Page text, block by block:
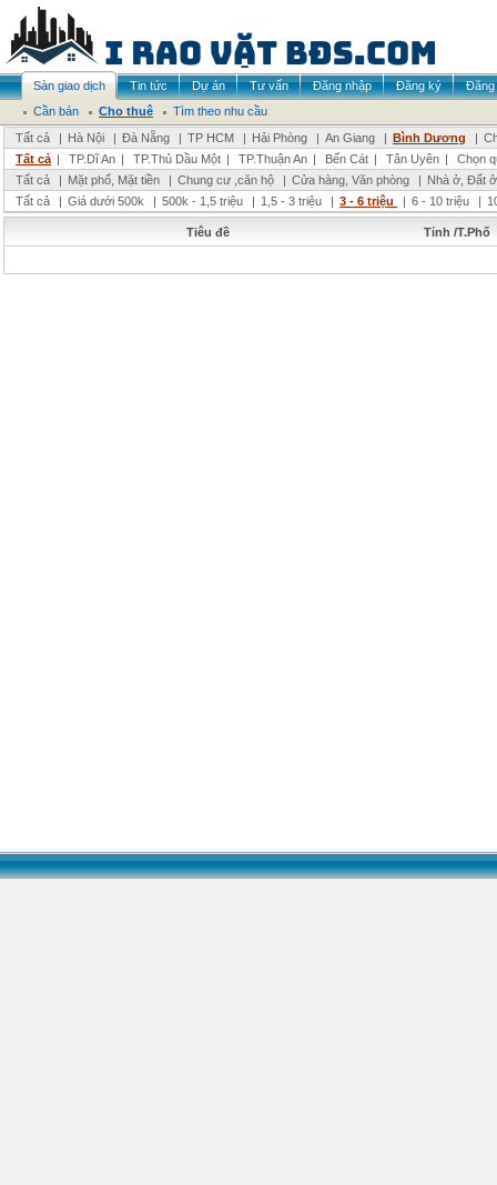
Sàn giao dịch Tin tức Dự án Tư vấn Đăng nhập Đăng ký
Đăng
Cần bán
Cho thuê
Tìm theo nhu cầu
Tất cả
| Hà Nội | Đà Nẵng | TP HCM | Hải Phòng | An Giang | Bình Dương |
Tất cả | TP.Dĩ An | TP.Thủ Dầu Một | TP.Thuận An | Bến Cát | Tân Uyên |
Chọn
Tất cả
| Mặt phố, Mặt tiền | Chung cư ,căn hộ | Cửa hàng, Văn phòng | Nhà ở, Đất ở
Tất cả
| Giá dưới 500k | 500k - 1,5 triệu | 1,5 - 3 triệu | 3 - 6 triệu | 6 - 10 triệu |
Tiêu đề Tỉnh /T.Phố